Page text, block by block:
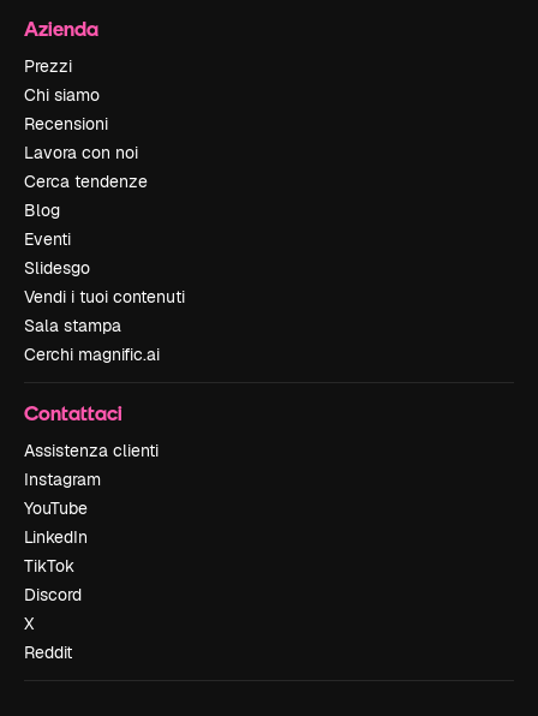
Azienda
Prezzi
Chi siamo
Recensioni
Lavora con noi
Cerca tendenze
Blog
Eventi
Slidesgo
Vendi i tuoi contenuti
Sala stampa
Cerchi magnific.ai
Contattaci
Assistenza clienti
Instagram
YouTube
LinkedIn
TikTok
Discord
X
Reddit